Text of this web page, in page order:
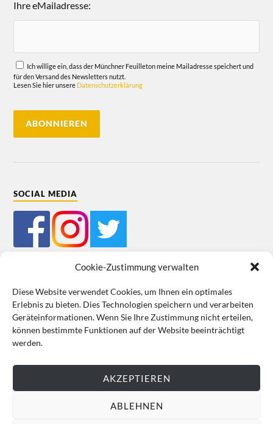
Cookie-Zustimmung verwalten
Diese Website verwendet Cookies, um Ihnen ein optimales
Erlebnis zu bieten. Dies Technologien speichern und verarbeiten
Geräteinformationen. Wenn Sie Ihre Zustimmung nicht erteilen,
können bestimmte Funktionen auf der Website beeinträchtigt
werden.
AKZEPTIEREN
ABLEHNEN
Ihre eMailadresse:
Ich willige ein, dass der Münchner Feuilleton meine Mailadresse speichert und
für den Versand des Newsletters nutzt.
Lesen Sie hier unsere Datenschutzerklärung
SOCIAL MEDIA
Mein Bestellkonto Kundeninformationen Datenschutz
Cookie-Richtlinie (EU) Impressum
VERTRAG WIDERRUFEN